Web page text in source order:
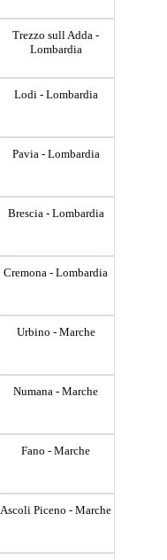
Trezzo sull Adda -
Lombardia
Lodi - Lombardia
Pavia - Lombardia
Brescia - Lombardia
Cremona - Lombardia
Urbino - Marche
Numana - Marche
Fano - Marche
Ascoli Piceno - Marche